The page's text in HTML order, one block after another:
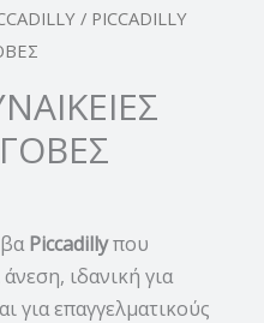
/ PICCADILLY
Piccadillyπου
ιδανική για
για επαγγελματικούς